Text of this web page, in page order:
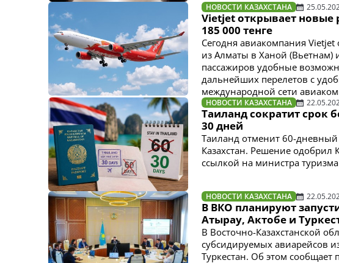
НОВОСТИ КАЗАХСТАНА
Vietjet открывает новые
185 000 тенге
Сегодня авиакомпания
из Алматы в Ханой (Вьетнам)
пассажиров удобные
дальнейших перелетов с
международной сети
НОВОСТИ КАЗАХСТАНА
Таиланд сократит срок
30 дней
Таиланд отменит 60-
Казахстан. Решение одобрил
ссылкой на министра
НОВОСТИ КАЗАХСТАНА
В ВКО планируют
Атырау, Актобе и
В Восточно-Казахстанской
субсидируемых авиарейсов
Туркестан. Об этом сообщает